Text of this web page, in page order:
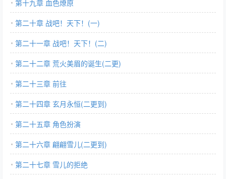
第十九章 血色燎原
第二十章 战吧！天下！(一)
第二十一章 战吧！天下！(二)
第二十二章 荒火美眉的诞生(二更)
第二十三章 前往
第二十四章 玄月永恒(二更到)
第二十五章 角色扮演
第二十六章 翩翩雪儿(二更到)
第二十七章 雪儿的拒绝